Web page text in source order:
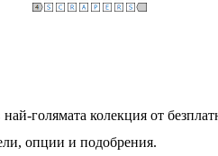
голямата колекция от
опции и подобрения.